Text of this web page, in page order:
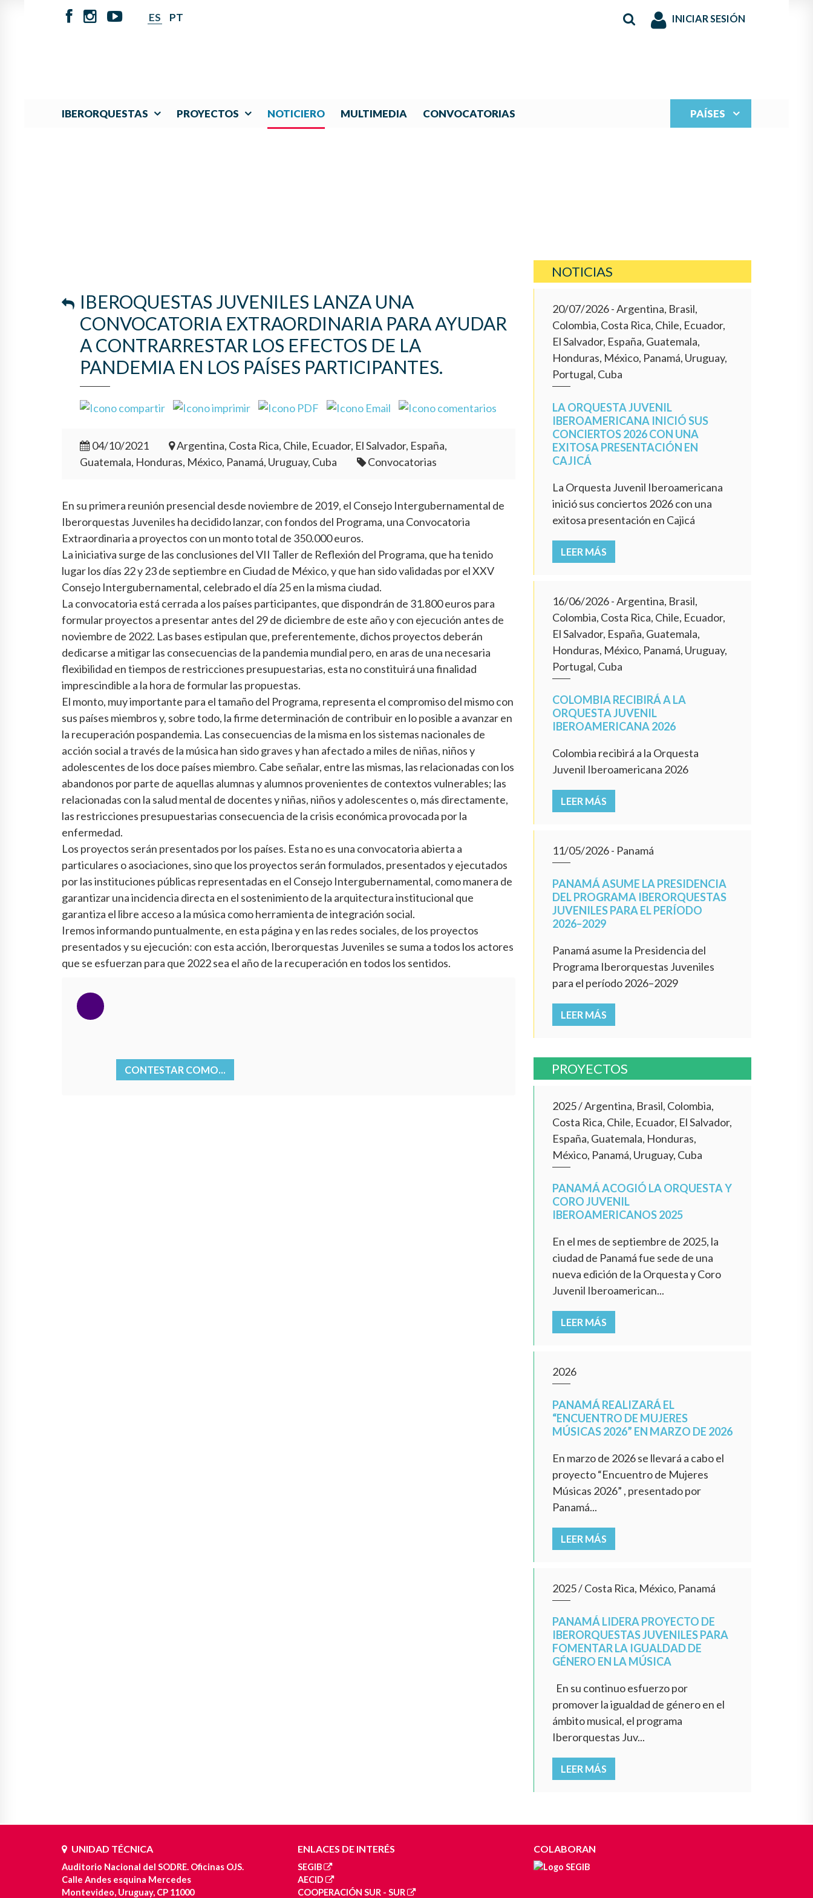
ES PT INICIAR SESIÓN
IBERORQUESTAS PROYECTOS NOTICIERO MULTIMEDIA CONVOCATORIAS PAÍSES
IBEROQUESTAS JUVENILES LANZA UNA
CONVOCATORIA EXTRAORDINARIA PARA AYUDAR
A CONTRARRESTAR LOS EFECTOS DE LA
PANDEMIA EN LOS PAÍSES PARTICIPANTES.
04/10/2021
Argentina, Costa Rica, Chile, Ecuador, El Salvador, España,
Guatemala, Honduras, México, Panamá, Uruguay, Cuba
Convocatorias
En su primera reunión presencial desde noviembre de 2019, el Consejo Intergubernamental de
Iberorquestas Juveniles ha decidido lanzar, con fondos del Programa, una Convocatoria
Extraordinaria a proyectos con un monto total de 350.000 euros.
La iniciativa surge de las conclusiones del VII Taller de Reflexión del Programa, que ha tenido
lugar los días 22 y 23 de septiembre en Ciudad de México, y que han sido validadas por el XXV
Consejo Intergubernamental, celebrado el día 25 en la misma ciudad.
La convocatoria está cerrada a los países participantes, que dispondrán de 31.800 euros para
formular proyectos a presentar antes del 29 de diciembre de este año y con ejecución antes de
noviembre de 2022. Las bases estipulan que, preferentemente, dichos proyectos deberán
dedicarse a mitigar las consecuencias de la pandemia mundial pero, en aras de una necesaria
flexibilidad en tiempos de restricciones presupuestarias, esta no constituirá una finalidad
imprescindible a la hora de formular las propuestas.
El monto, muy importante para el tamaño del Programa, representa el compromiso del mismo con
sus países miembros y, sobre todo, la firme determinación de contribuir en lo posible a avanzar en
la recuperación pospandemia. Las consecuencias de la misma en los sistemas nacionales de
acción social a través de la música han sido graves y han afectado a miles de niñas, niños y
adolescentes de los doce países miembro. Cabe señalar, entre las mismas, las relacionadas con los
abandonos por parte de aquellas alumnas y alumnos provenientes de contextos vulnerables; las
relacionadas con la salud mental de docentes y niñas, niños y adolescentes o, más directamente,
las restricciones presupuestarias consecuencia de la crisis económica provocada por la
enfermedad.
Los proyectos serán presentados por los países. Esta no es una convocatoria abierta a
particulares o asociaciones, sino que los proyectos serán formulados, presentados y ejecutados
por las instituciones públicas representadas en el Consejo Intergubernamental, como manera de
garantizar una incidencia directa en el sostenimiento de la arquitectura institucional que
garantiza el libre acceso a la música como herramienta de integración social.
Iremos informando puntualmente, en esta página y en las redes sociales, de los proyectos
presentados y su ejecución: con esta acción, Iberorquestas Juveniles se suma a todos los actores
que se esfuerzan para que 2022 sea el año de la recuperación en todos los sentidos.
CONTESTAR COMO...
NOTICIAS
20/07/2026- Argentina, Brasil,
Colombia, Costa Rica, Chile, Ecuador,
El Salvador, España, Guatemala,
Honduras, México, Panamá, Uruguay,
Portugal, Cuba
LA ORQUESTA JUVENIL
IBEROAMERICANA INICIÓ SUS
CONCIERTOS 2026 CON UNA
EXITOSA PRESENTACIÓN EN
CAJICÁ
La Orquesta Juvenil Iberoamericana
inició sus conciertos 2026 con una
exitosa presentación en Cajicá
LEER MÁS
16/06/2026- Argentina, Brasil,
Colombia, Costa Rica, Chile, Ecuador,
El Salvador, España, Guatemala,
Honduras, México, Panamá, Uruguay,
Portugal, Cuba
COLOMBIA RECIBIRÁ A LA
ORQUESTA JUVENIL
IBEROAMERICANA 2026
Colombia recibirá a la Orquesta
Juvenil Iberoamericana 2026
LEER MÁS
11/05/2026- Panamá
PANAMÁ ASUME LA PRESIDENCIA
DEL PROGRAMA IBERORQUESTAS
JUVENILES PARA EL PERÍODO
2026–2029
Panamá asume la Presidencia del
Programa Iberorquestas Juveniles
para el período 2026–2029
LEER MÁS
PROYECTOS
2025/Argentina, Brasil, Colombia,
Costa Rica, Chile, Ecuador, El Salvador,
España, Guatemala, Honduras,
México, Panamá, Uruguay, Cuba
PANAMÁ ACOGIÓ LA ORQUESTA Y
CORO JUVENIL
IBEROAMERICANOS 2025
En el mes de septiembre de 2025, la
ciudad de Panamá fue sede de una
nueva edición de la Orquesta y Coro
Juvenil Iberoamerican...
LEER MÁS
2026
PANAMÁ REALIZARÁ EL
“ENCUENTRO DE MUJERES
MÚSICAS 2026” EN MARZO DE 2026
En marzo de 2026 se llevará a cabo el
proyecto “Encuentro de Mujeres
Músicas 2026” , presentado por
Panamá...
LEER MÁS
2025/Costa Rica, México, Panamá
PANAMÁ LIDERA PROYECTO DE
IBERORQUESTAS JUVENILES PARA
FOMENTAR LA IGUALDAD DE
GÉNERO EN LA MÚSICA
En su continuo esfuerzo por
promover la igualdad de género en el
ámbito musical, el programa
Iberorquestas Juv...
LEER MÁS
UNIDAD TÉCNICA
Auditorio Nacional del SODRE. Oficinas OJS.
Calle Andes esquina Mercedes
Montevideo, Uruguay, CP 11000
ENLACES DE INTERÉS
SEGIB
AECID
COOPERACIÓN SUR - SUR
COLABORAN